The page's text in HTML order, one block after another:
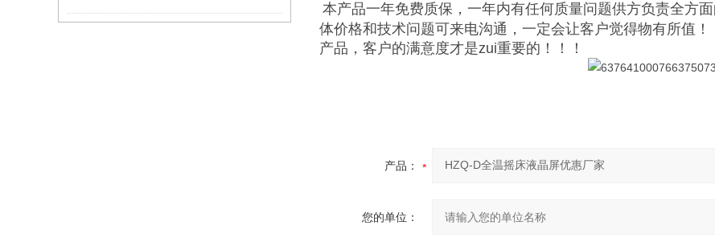
本产品一年免费质保，一年内有任何质量问题供方负责全方
体价格和技术问题可来电沟通，一定会让客户觉得物有所值
产品，客户的满意度才是zui重要的！！！
产品：
您的单位：